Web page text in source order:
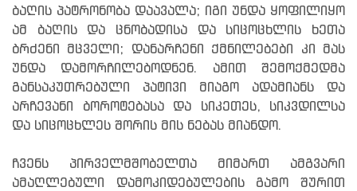
ბაღის პატრონობა დაავალა; იგი უნდა ყოფილიყო
ამ ბაღის და ცნობადისა და სიცოცხლის ხეთა
ბრძენი მცველი; დანარჩენი ქმნილებები კი მას
უნდა დამორჩილებოდნენ. ამით შემოქმედმა
განსაკუთრებული პატივი მიაგო ადამიანს და
არჩევანი ბოროტებასა და სიკეთეს, სიკვდილსა
და სიცოცხლეს შორის მის ნებას მიანდო.
ჩვენს პირველმშობელთა მიმართ ამგვარი
ამაღლებული დამოკიდებულების გამო შურით